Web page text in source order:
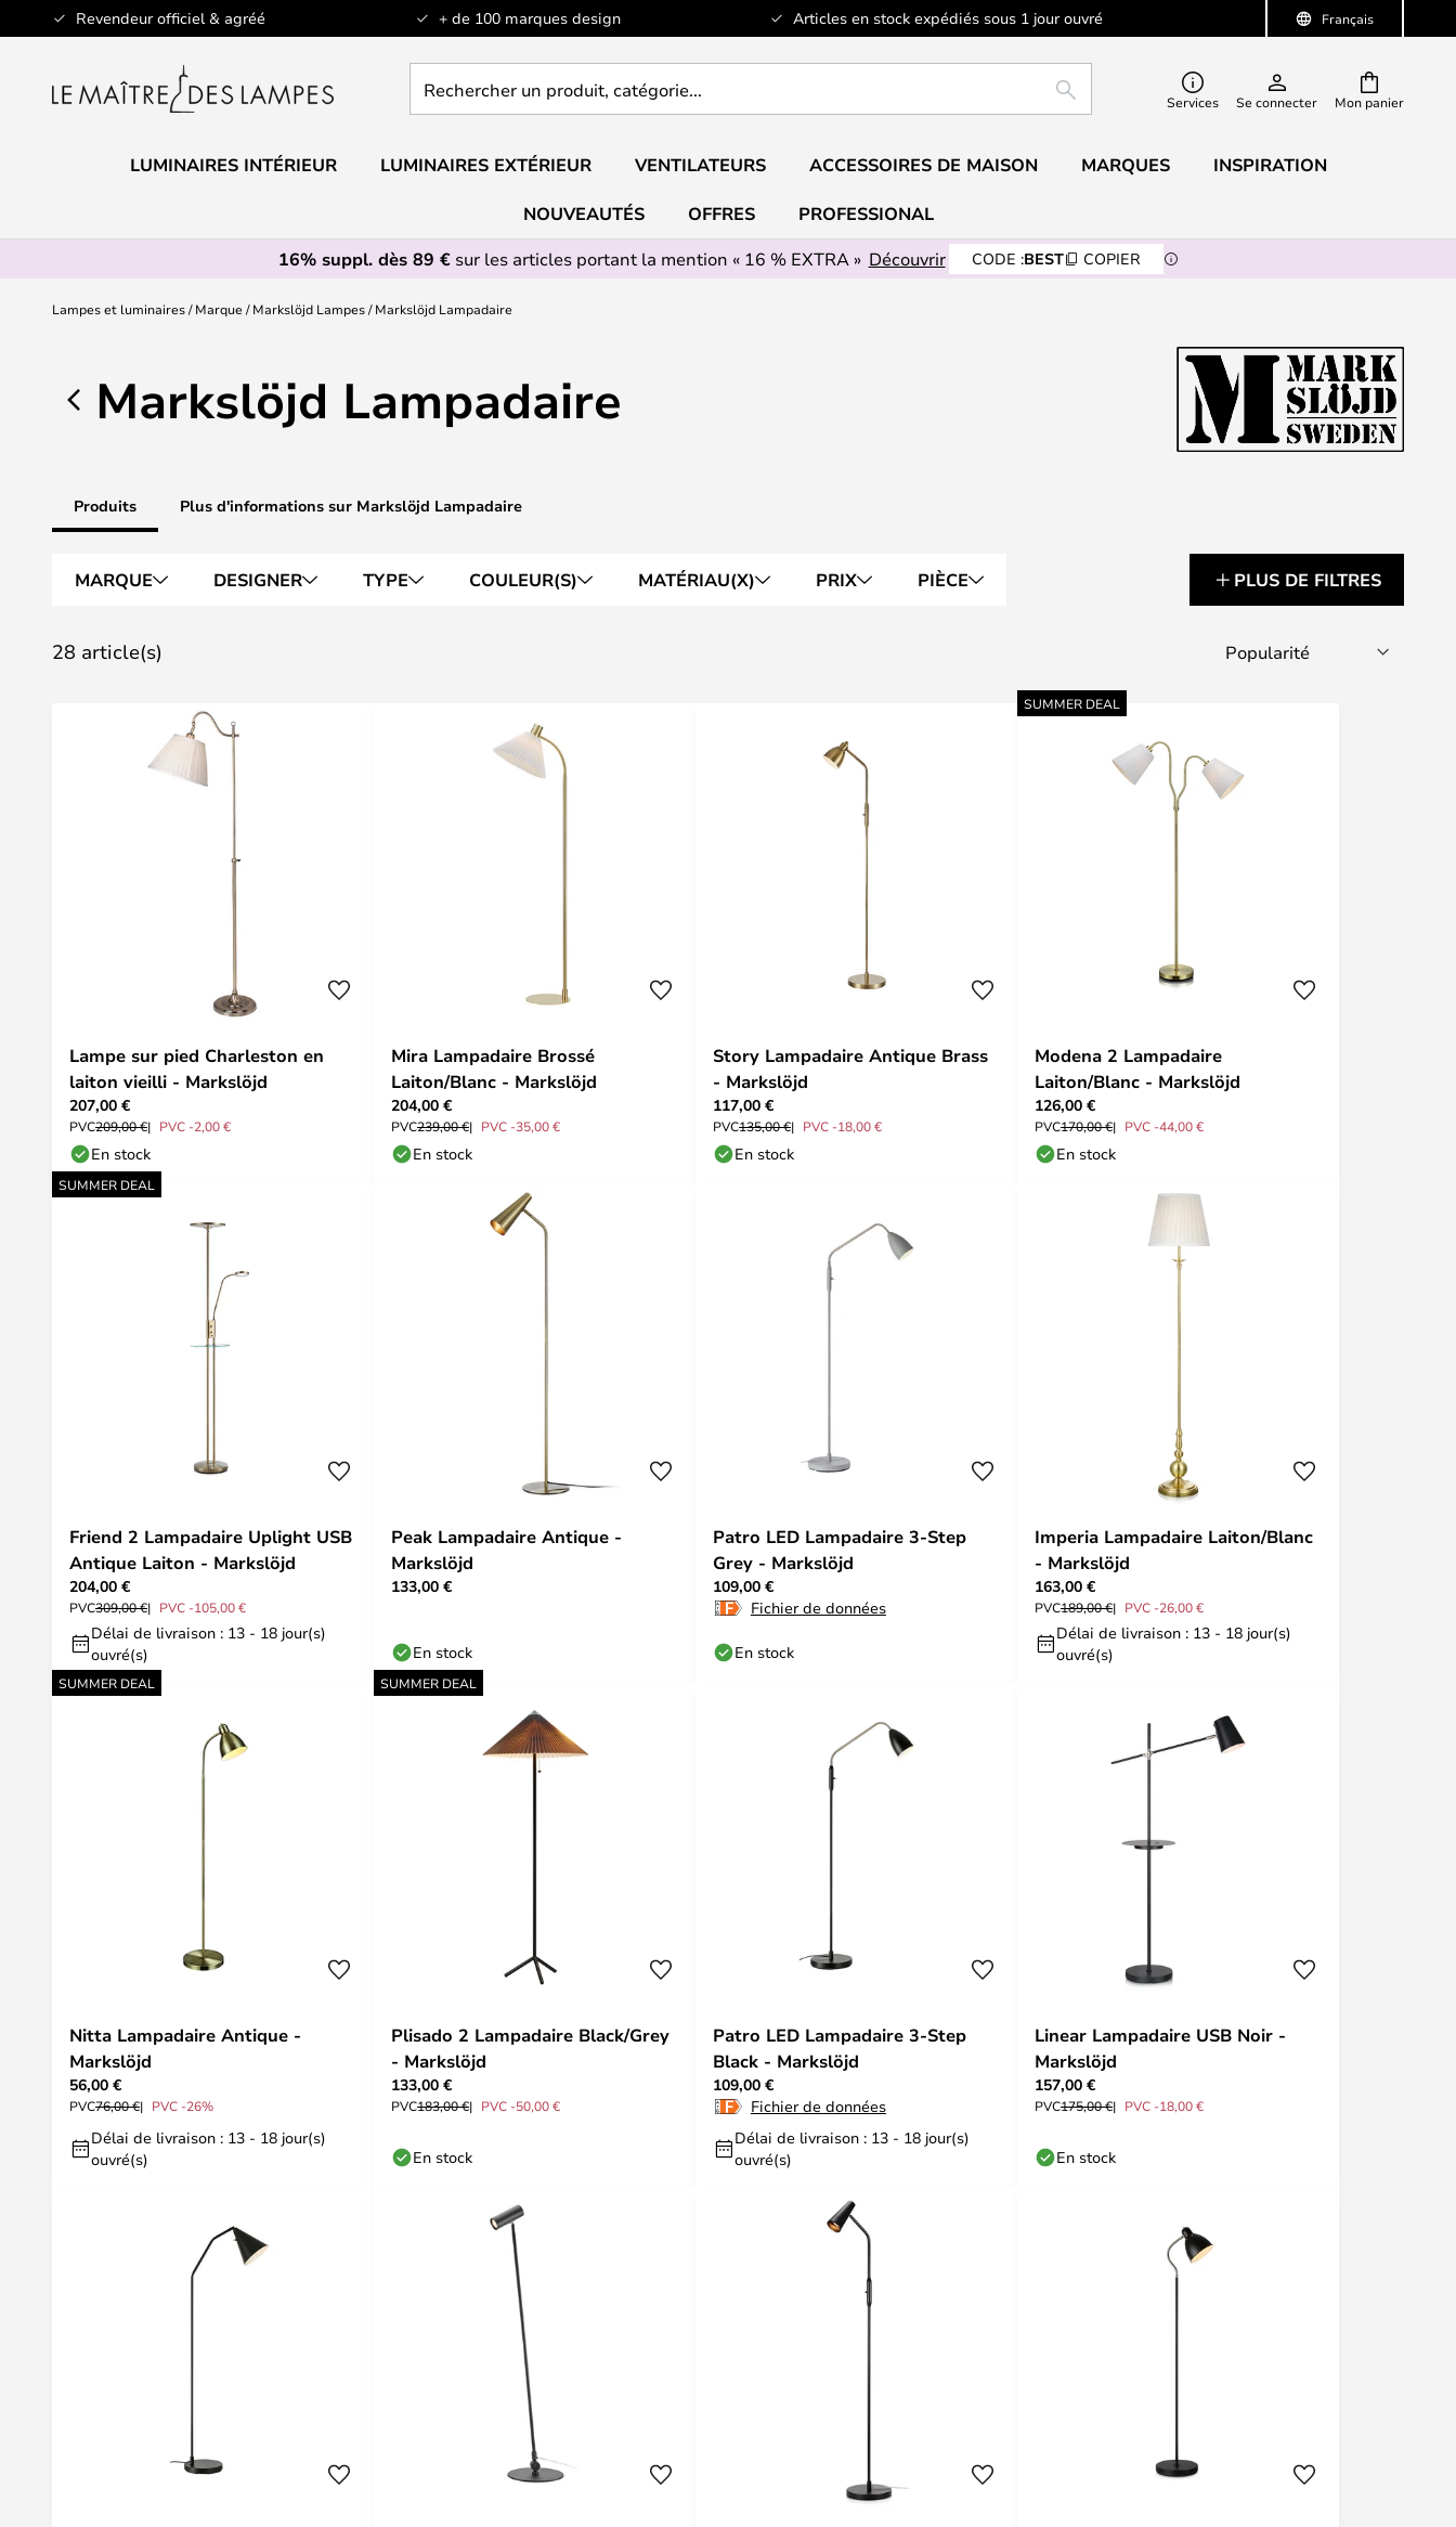
Français
Revendeur officiel & agréé + de 100 marques design Articles en stock expédiés sous 1 jour ouvré
Allez
au
Mon panier
un
catégorie...
RECHERCHERServices Se connecter
LUMINAIRES INTÉRIEUR LUMINAIRES EXTÉRIEUR VENTILATEURS ACCESSOIRES DE MAISON MARQUES INSPIRATION
NOUVEAUTÉS OFFRES
PROFESSIONAL
16% suppl. dès 89 €sur les articles portant la mention « 16 % EXTRA » Découvrir CODE :BEST COPIER
Lampes et luminaires Marque Markslöjd Lampes Markslöjd Lampadaire
Markslöjd Lampadaire
Produits Plus d'informations sur Markslöjd Lampadaire
MARQUE DESIGNER TYPE COULEUR(S) MATÉRIAU(X) PRIX PIÈCE PLUS DE FILTRES
28 article(s)
Lampe sur pied Charleston en
laiton vieilli - Markslöjd
207,00 €
PVC209,00 € PVC -2,00 €
En stock
Mira Lampadaire Brossé
Laiton/Blanc - Markslöjd
204,00 €
PVC239,00 € PVC -35,00 €
En stock
Story Lampadaire Antique Brass
- Markslöjd
117,00 €
PVC135,00 € PVC -18,00 €
En stock
SUMMER DEAL
Modena 2 Lampadaire
Laiton/Blanc - Markslöjd
126,00 €
PVC170,00 € PVC -44,00 €
En stock
SUMMER DEAL
Friend 2 Lampadaire Uplight USB
Antique Laiton - Markslöjd
204,00 €
PVC309,00 € PVC -105,00 €
Délai de livraison : 13 - 18 jour(s)
ouvré(s)
Peak Lampadaire Antique -
Markslöjd
133,00 €
En stock
Patro LED Lampadaire 3-Step
Grey - Markslöjd
109,00 €
Fichier de données
En stock
Imperia Lampadaire Laiton/Blanc
- Markslöjd
163,00 €
PVC189,00 € PVC -26,00 €
Délai de livraison : 13 - 18 jour(s)
ouvré(s)
SUMMER DEAL
Nitta Lampadaire Antique -
Markslöjd
56,00 €
PVC76,00 € PVC -26%
Délai de livraison : 13 - 18 jour(s)
ouvré(s)
SUMMER DEAL
Plisado 2 Lampadaire Black/Grey
- Markslöjd
133,00 €
PVC183,00 € PVC -50,00 €
En stock
Patro LED Lampadaire 3-Step
Black - Markslöjd
109,00 €
Fichier de données
Délai de livraison : 13 - 18 jour(s)
ouvré(s)
Linear Lampadaire USB Noir -
Markslöjd
157,00 €
PVC175,00 € PVC -18,00 €
En stock